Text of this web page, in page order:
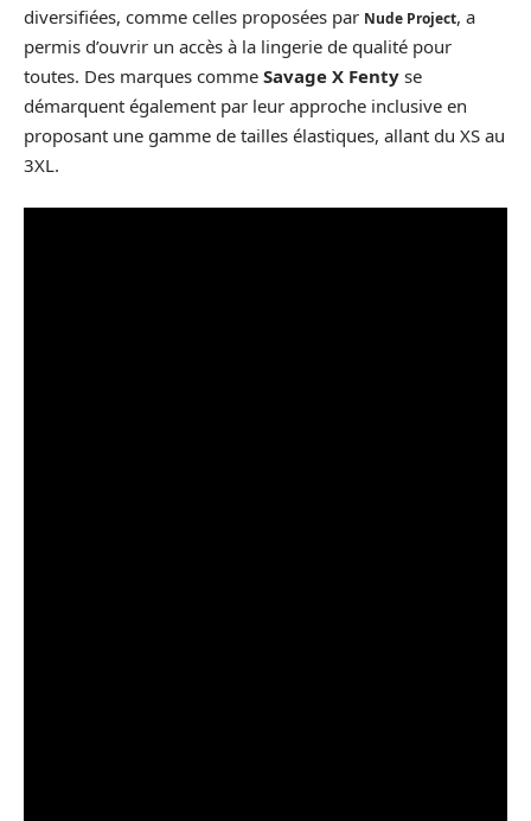
diversifiées, comme celles proposées par Nude Project, a
permis d’ouvrir un accès à la lingerie de qualité pour
toutes. Des marques comme Savage X Fenty se
démarquent également par leur approche inclusive en
proposant une gamme de tailles élastiques, allant du XS au
3XL.